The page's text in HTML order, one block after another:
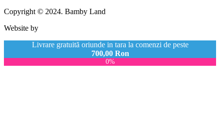
Copyright © 2024. Bamby Land
Website by
Livrare gratuită oriunde in tara la comenzi de peste
700,00 Ron
0%